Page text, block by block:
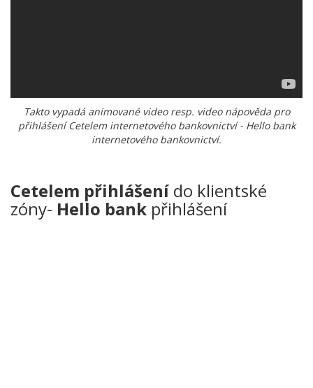
Takto vypadá animované video resp. video nápověda pro
přihlášení Cetelem internetového bankovnictví - Hello bank
internetového bankovnictví.
Cetelem přihlášenído klientské
zóny- Hello bank přihlášení